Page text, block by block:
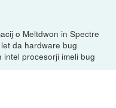
o Meltdwon in Spectre
da hardware bug
procesorji imeli bug